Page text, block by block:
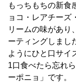
もっちもちの新食
ョコ・レアチーズ
リームの味があり
ーティングしまし
ようにひと口サイ
1口食べたら忘れ
ーポニョ」です。